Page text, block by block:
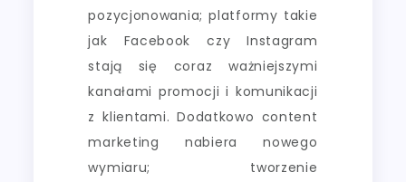
pozycjonowania; platformy takie
jak Facebook czy Instagram
stają się coraz ważniejszymi
kanałami promocji i komunikacji
z klientami. Dodatkowo content
marketing nabiera nowego
wymiaru; tworzenie